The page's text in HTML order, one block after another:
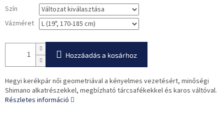
Szín
Vázméret
Hozzáadás a kosárhoz
Hegyi kerékpár női geometriával a kényelmes vezetésért, minőségi
Shimano alkatrészekkel, megbízható tárcsafékekkel és karos váltóval.
Részletes információ